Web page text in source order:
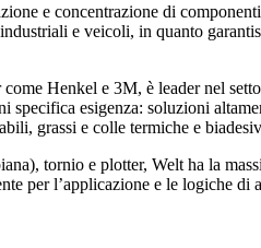
e concentrazione di
e veicoli, in quanto
Henkel e 3M, è leader nel
esigenza: soluzioni
grassi e colle termiche e
tornio e plotter, Welt ha la
per l’applicazione e le logiche di